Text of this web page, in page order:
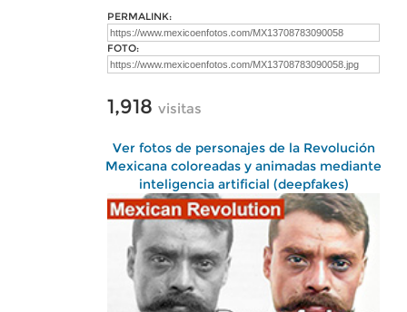
PERMALINK:
FOTO:
1,918 visitas
Ver fotos de personajes de la Revolución
Mexicana coloreadas y animadas mediante
inteligencia artificial (deepfakes)